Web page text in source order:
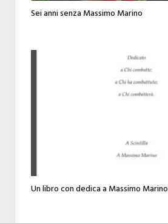
Sei anni senza Massimo Marino
Un libro con dedica a Massimo Marino